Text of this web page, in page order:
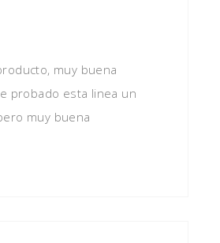
muy buena
probado esta linea un
muy buena